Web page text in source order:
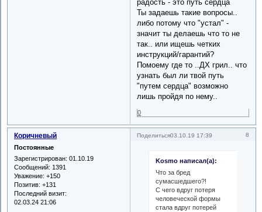
радость - это путь сердца
Ты задаешь такие вопросы..
либо потому что "устал" -
значит ты делаешь что то не
так.. или ищешь четких
инструкций/гарантий?
Помоему где то ..ДХ грил.. что
узнать был ли твой путь
"путем сердца" возможно
лишь пройдя по нему..
0
Поделиться 8
03.10.19 17:39
Коричневый
Постоянные
Зарегистрирован: 01.10.19
Сообщений: 1391
Уважение: +150
Позитив: +131
Последний визит:
02.03.24 21:06
Kosmo написал(а):
Что за бред
сумасшедшего?!
С чего вдруг потеря
человеческой формы
стала вдруг потерей